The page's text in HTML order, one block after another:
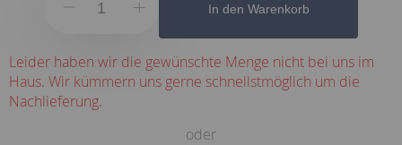
In den Warenkorb
Leider haben wir die gewünschte Menge nicht bei uns im
Haus. Wir kümmern uns gerne schnellstmöglich um die
Nachlieferung.
oder